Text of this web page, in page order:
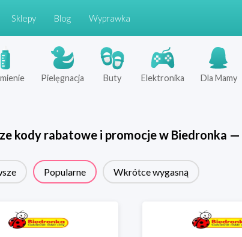
Sklepy Blog Wyprawka
Pielęgnacja Buty Elektronika Dla Mamy
kody rabatowe i promocje w Biedronka —
Popularne Wkrótce wygasną